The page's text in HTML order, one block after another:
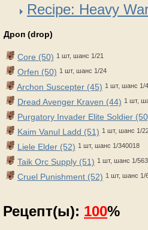
Recipe: Heavy
Дроп (drop)
Core (50) 1 шт, шанс 1/21
Orfen (50) 1 шт, шанс 1/24
Archon Suscepter (45) 1 шт, шанс 1/
Dread Avenger Kraven (44) 1 шт,
Purgatory Invader Elite Soldier
Kaim Vanul Ladd (51) 1 шт, шанс 1/
Liele Elder (52) 1 шт, шанс 1/340018
Taik Orc Supply (51) 1 шт, шанс 1/
Cruel Punishment (52) 1 шт, шанс 1/
Рецепт(ы): 100%